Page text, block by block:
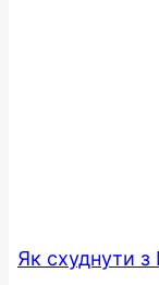
Як схуднути з